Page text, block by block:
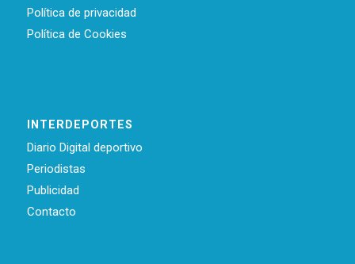
Política de privacidad
Política de Cookies
INTERDEPORTES
Diario Digital deportivo
Periodistas
Publicidad
Contacto